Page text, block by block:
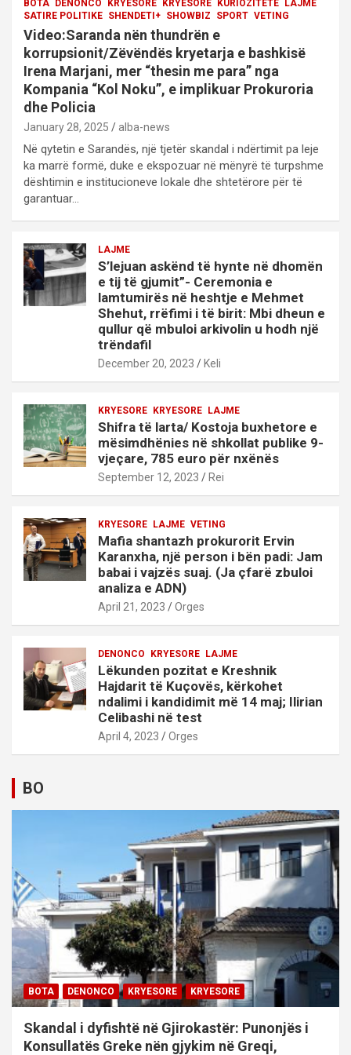
BOTA DENONCO KRYESORE KRYESORE KURIOZITETE
LAJME
SATIRE POLITIKE SHENDETI+ SHOWBIZ SPORT VETING
Video:Saranda nën thundrën e
korrupsionit/Zëvëndës kryetarja e bashkisë
Irena Marjani, mer “thesin me para” nga
Kompania “Kol Noku”, e implikuar Prokuroria
dhe Policia
January 28, 2025 alba-news
Në qytetin e Sarandës, një tjetër skandal i ndërtimit pa leje
ka marrë formë, duke e ekspozuar në mënyrë të turpshme
dështimin e institucioneve lokale dhe shtetërore për të
garantuar…
LAJME
S’lejuan askënd të hynte në dhomën
e tij të gjumit”- Ceremonia e
lamtumirës në heshtje e Mehmet
Shehut, rrëfimi i të birit: Mbi dheun e
qullur që mbuloi arkivolin u hodh një
trëndafil
December 20, 2023 Keli
KRYESORE KRYESORE LAJME
Shifra të larta/ Kostoja buxhetore e
mësimdhënies në shkollat publike 9-
vjeçare, 785 euro për nxënës
September 12, 2023 Rei
KRYESORE LAJME VETING
Mafia shantazh prokurorit Ervin
Karanxha, një person i bën padi: Jam
babai i vajzës suaj. (Ja çfarë zbuloi
analiza e ADN)
April 21, 2023 Orges
DENONCO KRYESORE LAJME
Lëkunden pozitat e Kreshnik
Hajdarit të Kuçovës, kërkohet
ndalimi i kandidimit më 14 maj; Ilirian
Celibashi në test
April 4, 2023 Orges
BO
BOTA DENONCO KRYESORE KRYESORE
Skandal i dyfishtë në Gjirokastër: Punonjës i
Konsullatës Greke nën gjykim në Greqi,